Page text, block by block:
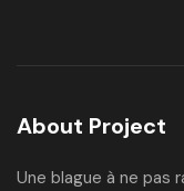
About Project
Une blague à ne pas